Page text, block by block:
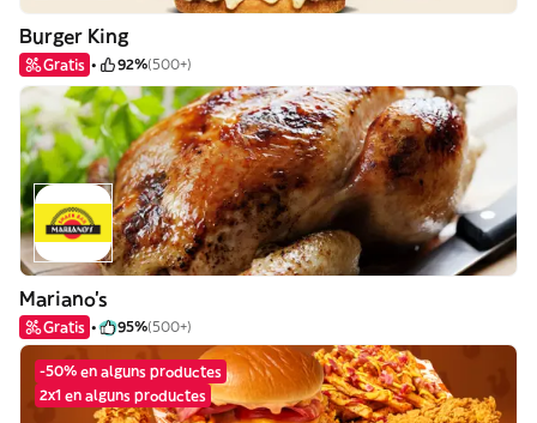
Burger King
Gratis 92%(500+)
Mariano's
Gratis 95%(500+)
-50% en alguns productes
2x1 en alguns productes